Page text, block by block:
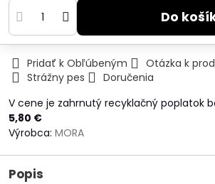
Do
Pridať k Obľúbeným
Otázka k
Strážny pes
Doručenia
V cene je zahrnutý recyklačný poplatok
5,80 €
Výrobca: MORA
Popis